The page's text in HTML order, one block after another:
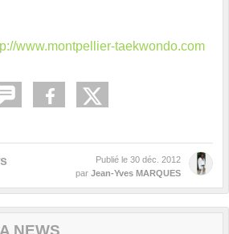
www.montpellier-taekwondo.com
Publié le 30 déc. 2012
par Jean-Yves MARQUES
NEWS